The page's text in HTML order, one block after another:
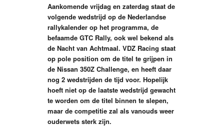
Aankomende vrijdag en zaterdag staat de
volgende wedstrijd op de Nederlandse
rallykalender op het programma, de
befaamde GTC Rally, ook wel bekend als
de Nacht van Achtmaal. VDZ Racing staat
op pole position om de titel te grijpen in
de Nissan 350Z Challenge, en heeft daar
nog 2 wedstrijden de tijd voor. Hopelijk
hoeft niet op de laatste wedstrijd gewacht
te worden om de titel binnen te slepen,
maar de competitie zal als vanouds weer
ouderwets sterk zijn.